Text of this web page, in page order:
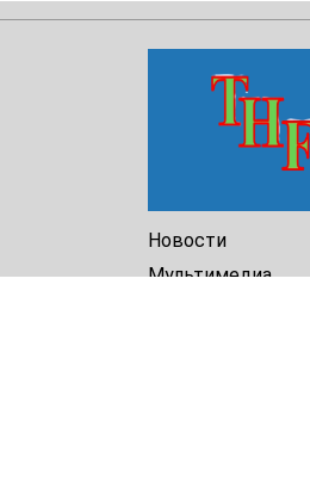
Новости
Мультимедиа